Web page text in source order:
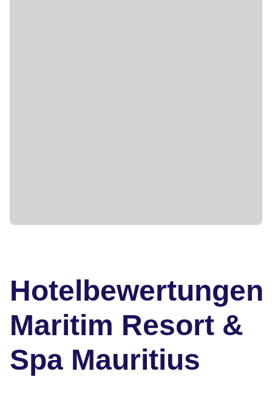
Hotelbewertungen
Maritim Resort &
Spa Mauritius